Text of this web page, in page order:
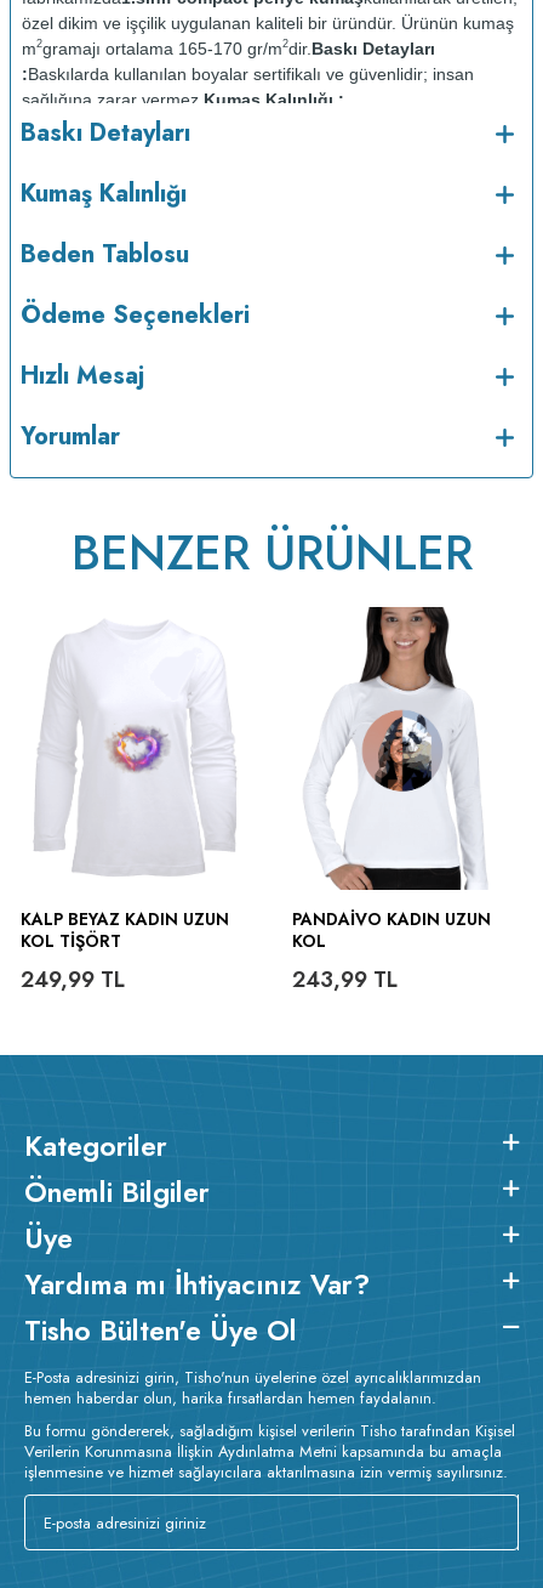
özel dikim ve işçilik uygulanan kaliteli bir üründür. Ürünün kumaş
m2gramajı ortalama 165-170 gr/m2dir. Baskı Detayları
:Baskılarda kullanılan boyalar sertifikalı ve güvenlidir; insan
sağlığına zarar vermez. Kumaş Kalınlığı :
yapılmaz.
Kurutma makinesinde kurutulmaz. Orta ısıda ve tersten
ütülenir.
Baskı Detayları
Kumaş Kalınlığı
Beden Tablosu
Ödeme Seçenekleri
Hızlı Mesaj
Yorumlar
BENZER ÜRÜNLER
KALP BEYAZ KADIN UZUN
KOL TIŞÖRT
249,99 TL
PANDAIVO KADIN UZUN
KOL
243,99TL
Kategoriler
Önemli Bilgiler
Üye
Yardıma mı İhtiyacınız Var?
Tisho Bülten'e Üye Ol
E-Posta adresinizi girin, Tisho'nun üyelerine özel ayrıcalıklarımızdan
hemen haberdar olun, harika fırsatlardan hemen faydalanın.
Bu formu göndererek, sağladığım kişisel verilerin Tisho tarafından Kişisel
Verilerin Korunmasına İlişkin Aydınlatma Metni kapsamında bu amaçla
işlenmesine ve hizmet sağlayıcılara aktarılmasına izin vermiş sayılırsınız.